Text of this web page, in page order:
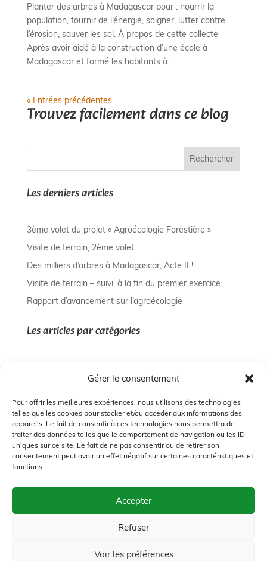
Gérer le consentement
Pour offrir les meilleures expériences, nous utilisons des technologies
telles que les cookies pour stocker et/ou accéder aux informations des
appareils. Le fait de consentir à ces technologies nous permettra de
traiter des données telles que le comportement de navigation ou les ID
uniques sur ce site. Le fait de ne pas consentir ou de retirer son
consentement peut avoir un effet négatif sur certaines caractéristiques et
fonctions.
Accepter
Refuser
Voir les préférences
Planter des arbres à Madagascar pour : nourrir la
population, fournir de l’énergie, soigner, lutter contre
l’érosion, sauver les sol. À propos de cette collecte
Après avoir aidé à la construction d’une école à
Madagascar et formé les habitants à...
« Entrées précédentes
Trouvez facilement dans ce blog
Rechercher
Les derniers articles
3ème volet du projet « Agroécologie Forestière »
Visite de terrain, 2ème volet
Des milliers d’arbres à Madagascar, Acte II !
Visite de terrain – suivi, à la fin du premier exercice
Rapport d’avancement sur l’agroécologie
Les articles par catégories
Éducation
Ferme agroécologique
Formation
Presse
Contact